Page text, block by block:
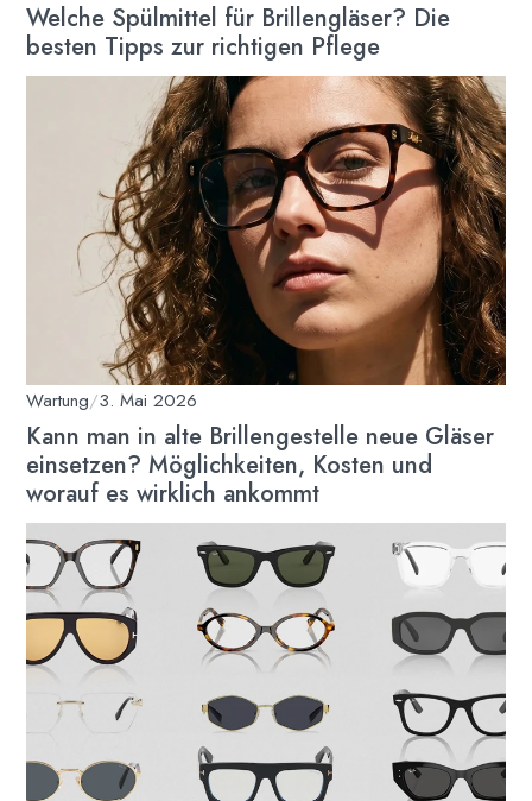
Welche Spülmittel für Brillengläser? Die
besten Tipps zur richtigen Pflege
Wartung/3. Mai 2026
Kann man in alte Brillengestelle neue Gläser
einsetzen? Möglichkeiten, Kosten und
worauf es wirklich ankommt